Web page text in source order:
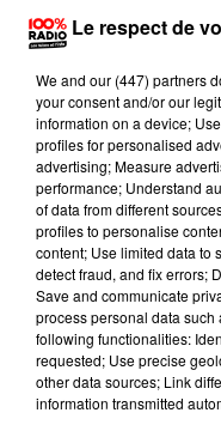
Lecture (2
100%
100% Radio les
Le respect de
We and our (447) partners
your consent and/or our
information on a device;
profiles for personalised
advertising; Measure
performance; Understand
of data from different
profiles to personalise
content; Use limited data to
detect fraud, and fix errors;
Save and communicate
process personal data
following functionalities:
requested; Use precise
other data sources; Link
information transmitted